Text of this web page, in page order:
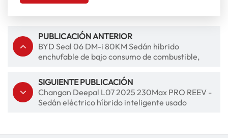
PUBLICACIÓN ANTERIOR
BYD Seal 06 DM-i 80KM Sedán híbrido
enchufable de bajo consumo de combustible,
SIGUIENTE PUBLICACIÓN
Changan Deepal L07 2025 230Max PRO REEV -
Sedán eléctrico híbrido inteligente usado